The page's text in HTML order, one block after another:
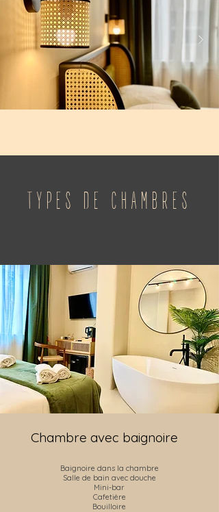
TYPES DE CHAMBRES
Chambre avec baignoire
Baignoire dans la chambre
Salle de bain avec douche
Mini-bar
Cafetière
Bouilloire